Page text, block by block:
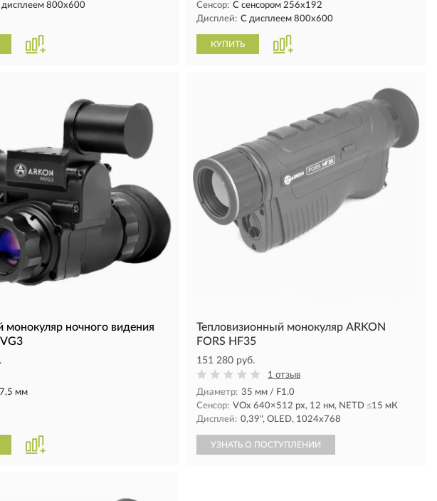
800х600
Сенсор: С сенсором 256х192
Дисплей: С дисплеем 800х600
КУПИТЬ
монокуляр ночного видения
мм
Тепловизионный монокуляр ARKON
FORS HF35
151 280 руб.
1 отзыв
Диаметр: 35 мм / F1.0
Сенсор: VOx 640×512 рх, 12 нм, NETD ≤15 мК
Дисплей: 0,39", OLED, 1024х768
УЗНАТЬ О ПОСТУПЛЕНИИ